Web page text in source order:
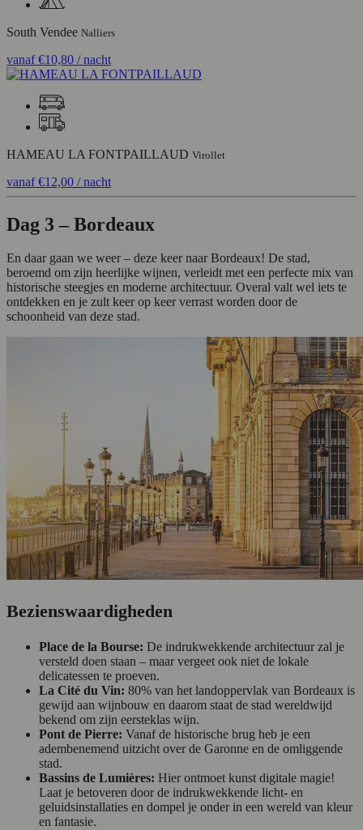
South Vendee Nalliers
vanaf€10,80 / nacht
HAMEAU LA FONTPAILLAUD Virollet
vanaf€12,00 / nacht
Dag 3 – Bordeaux
En daar gaan we weer – deze keer naar Bordeaux! De stad,
beroemd om zijn heerlijke wijnen, verleidt met een perfecte mix van
historische steegjes en moderne architectuur. Overal valt wel iets te
ontdekken en je zult keer op keer verrast worden door de
schoonheid van deze stad.
Bezienswaardigheden
Place de la Bourse: De indrukwekkende architectuur zal je
versteld doen staan – maar vergeet ook niet de lokale
delicatessen te proeven.
La Cité du Vin: 80% van het landoppervlak van Bordeaux is
gewijd aan wijnbouw en daarom staat de stad wereldwijd
bekend om zijn eersteklas wijn.
Pont de Pierre: Vanaf de historische brug heb je een
adembenemend uitzicht over de Garonne en de omliggende
stad.
Bassins de Lumières: Hier ontmoet kunst digitale magie!
Laat je betoveren door de indrukwekkende licht- en
geluidsinstallaties en dompel je onder in een wereld van kleur
en fantasie.